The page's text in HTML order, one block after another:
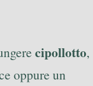
cipollotto,
oppure un